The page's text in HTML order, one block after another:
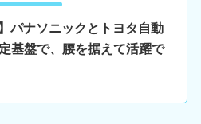
パナソニックとトヨタ自動
基盤で、腰を据えて活躍で